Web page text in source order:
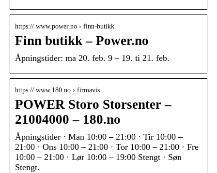
https:// www.power.no › finn-butikk
Finn butikk – Power.no
Åpningstider: ma 20. feb. 9 – 19. ti 21. feb.
https:// www.180.no › firmavis
POWER Storo Storsenter –
21004000 – 180.no
Åpningstider · Man 10:00 – 21:00 · Tir 10:00 –
21:00 · Ons 10:00 – 21:00 · Tor 10:00 – 21:00 · Fre
10:00 – 21:00 · Lør 10:00 – 19:00 Stengt · Søn
Stengt.